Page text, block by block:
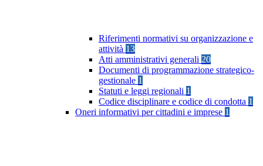
Riferimenti normativi su organizzazione e
attività 13
Atti amministrativi generali 20
Documenti di programmazione strategico-
gestionale 1
Statuti e leggi regionali 1
Codice disciplinare e codice di condotta 1
Oneri informativi per cittadini e imprese 1